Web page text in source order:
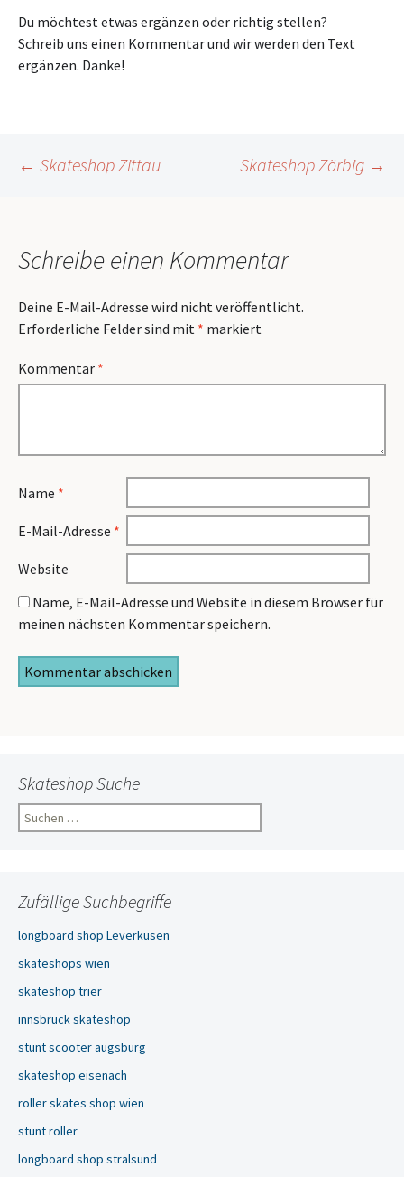
Du möchtest etwas ergänzen oder richtig stellen?
Schreib uns einen Kommentar und wir werden den Text
ergänzen. Danke!
Beitragsnavigation
← Skateshop Zittau Skateshop Zörbig →
Schreibe einen Kommentar
Deine E-Mail-Adresse wird nicht veröffentlicht.
Erforderliche Felder sind mit * markiert
Kommentar *
Name *
E-Mail-Adresse *
Website
Name, E-Mail-Adresse und Website in diesem Browser für
meinen nächsten Kommentar speichern.
Skateshop Suche
Suchen
nach:
Zufällige Suchbegriffe
longboard shop Leverkusen
skateshops wien
skateshop trier
innsbruck skateshop
stunt scooter augsburg
skateshop eisenach
roller skates shop wien
stunt roller
longboard shop stralsund